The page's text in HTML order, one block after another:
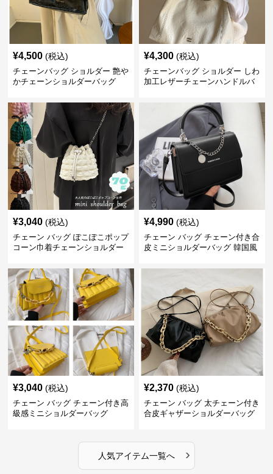
¥4,500 (税込)
チェーンバッグ ショルダー 艶や
かチェーンショルダーバッグ
¥4,300 (税込)
チェーンバッグ ショルダー しわ
加工レザーチェーンハンドルバ
¥3,040 (税込)
チェーン バッグ ぽこぽこポップ
コーン巾着チェーンショルダー
¥4,990 (税込)
チェーン バッグ チェーン付き合
皮ミニショルダーバッグ 韓国風
¥3,040 (税込)
チェーン バッグ チェーン付き高
級感ミニショルダーバッグ
¥2,370 (税込)
チェーン バッグ 太チェーン付き
合皮ギャザーショルダーバッグ
人気アイテム一覧へ ›